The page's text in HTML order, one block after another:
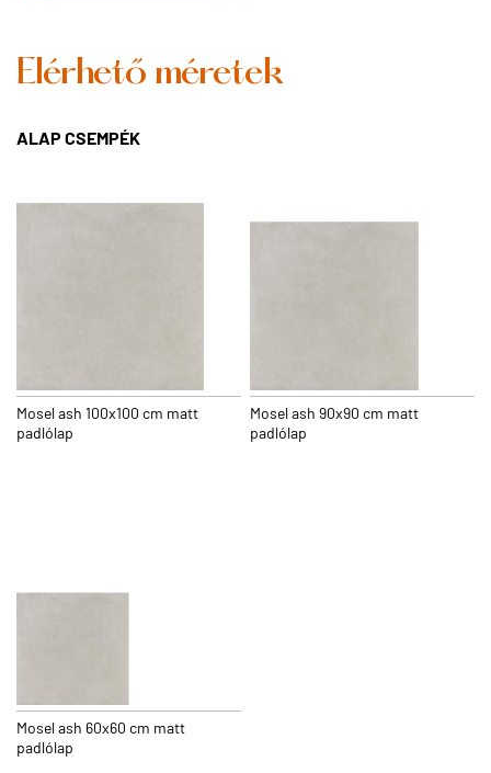
Elérhető méretek
ALAP CSEMPÉK
Mosel ash 100x100 cm matt
padlólap
Mosel ash 90x90 cm matt
padlólap
Mosel ash 60x60 cm matt
padlólap